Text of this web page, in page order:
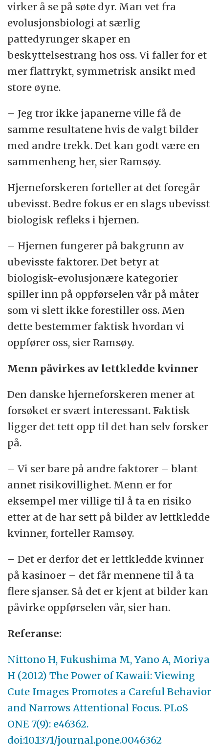
virker å se på søte dyr. Man vet fra
evolusjonsbiologi at særlig
pattedyrunger skaper en
beskyttelsestrang hos oss. Vi faller for et
mer flattrykt, symmetrisk ansikt med
store øyne.
– Jeg tror ikke japanerne ville få de
samme resultatene hvis de valgt bilder
med andre trekk. Det kan godt være en
sammenheng her, sier Ramsøy.
Hjerneforskeren forteller at det foregår
ubevisst. Bedre fokus er en slags ubevisst
biologisk refleks i hjernen.
– Hjernen fungerer på bakgrunn av
ubevisste faktorer. Det betyr at
biologisk-evolusjonære kategorier
spiller inn på oppførselen vår på måter
som vi slett ikke forestiller oss. Men
dette bestemmer faktisk hvordan vi
oppfører oss, sier Ramsøy.
Menn påvirkes av lettkledde kvinner
Den danske hjerneforskeren mener at
forsøket er svært interessant. Faktisk
ligger det tett opp til det han selv forsker
på.
– Vi ser bare på andre faktorer – blant
annet risikovillighet. Menn er for
eksempel mer villige til å ta en risiko
etter at de har sett på bilder av lettkledde
kvinner, forteller Ramsøy.
– Det er derfor det er lettkledde kvinner
på kasinoer – det får mennene til å ta
flere sjanser. Så det er kjent at bilder kan
påvirke oppførselen vår, sier han.
Referanse:
Nittono H, Fukushima M, Yano A, Moriya
H (2012) The Power of Kawaii: Viewing
Cute Images Promotes a Careful Behavior
and Narrows Attentional Focus. PLoS
ONE 7(9): e46362.
doi:10.1371/journal.pone.0046362